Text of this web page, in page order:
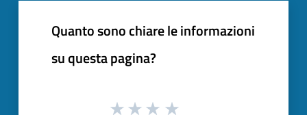
Quanto sono chiare le informazioni
su questa pagina?